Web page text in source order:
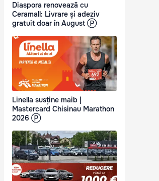
Diaspora renovează cu
Ceramall: Livrare și adeziv
gratuit doar în August Ⓟ
Linella susține maib |
Mastercard Chisinau Marathon
2026 Ⓟ